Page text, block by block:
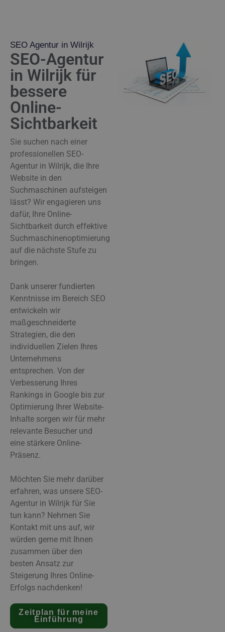
SEO Agentur in Wilrijk
SEO-Agentur
in Wilrijk für
bessere
Online-
Sichtbarkeit
Sie suchen nach einer
professionellen SEO-
Agentur in Wilrijk, die Ihre
Website in den
Suchmaschinen aufsteigen
lässt? Wir engagieren uns
dafür, Ihre Online-
Sichtbarkeit durch effektive
Suchmaschinenoptimierung
auf die nächste Stufe zu
bringen.
Dank unserer fundierten
Kenntnisse im Bereich SEO
entwickeln wir
maßgeschneiderte
Strategien, die den
individuellen Zielen Ihres
Unternehmens
entsprechen. Von der
Verbesserung Ihres
Rankings in Google bis zur
Optimierung Ihrer Website-
Inhalte sorgen wir für mehr
relevante Besucher und
eine stärkere Online-
Präsenz.
Möchten Sie mehr darüber
erfahren, was unsere SEO-
Agentur in Wilrijk für Sie
tun kann? Nehmen Sie
Kontakt mit uns auf, wir
würden gerne mit Ihnen
zusammen über den
besten Ansatz zur
Steigerung Ihres Online-
Erfolgs nachdenken!
Zeitplan für meine
Einführung